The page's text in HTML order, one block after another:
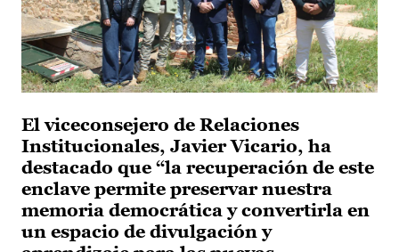
El viceconsejero de Relaciones
Institucionales, Javier Vicario, ha
destacado que “la recuperación de este
enclave permite preservar nuestra
memoria democrática y convertirla en
un espacio de divulgación y